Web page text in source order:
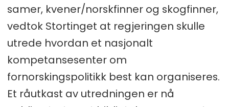
samer, kvener/norskfinner og skogfinner,
vedtok Stortinget at regjeringen skulle
utrede hvordan et nasjonalt
kompetansesenter om
fornorskingspolitikk best kan organiseres.
Et råutkast av utredningen er nå